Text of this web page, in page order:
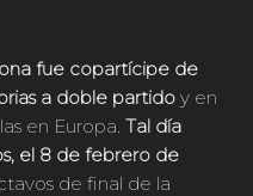
fue copartícipe de
a doble partido y en
en Europa. Tal día
el 8 de febrero de
de final de la